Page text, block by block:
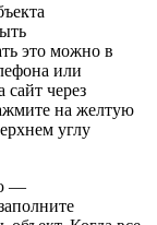
это можно в
или
через
на желтую
углу
—